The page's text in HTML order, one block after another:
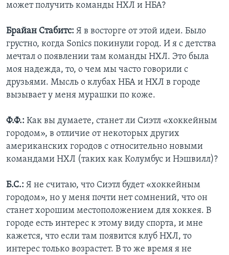
может получить команды НХЛ и НБА?
Брайан Стабитс: Я в восторге от этой идеи. Было
грустно, когда Sonics покинули город. И я с детства
мечтал о появлении там команды НХЛ. Это была
моя надежда, то, о чем мы часто говорили с
друзьями. Мысль о клубах НБА и НХЛ в городе
вызывает у меня мурашки по коже.
Ф.Ф.: Как вы думаете, станет ли Сиэтл «хоккейным
городом», в отличие от некоторых других
американских городов с относительно новыми
командами НХЛ (таких как Колумбус и Нэшвилл)?
Б.С.: Я не считаю, что Сиэтл будет «хоккейным
городом», но у меня почти нет сомнений, что он
станет хорошим местоположением для хоккея. В
городе есть интерес к этому виду спорта, и мне
кажется, что если там появится клуб НХЛ, то
интерес только возрастет. В то же время я не